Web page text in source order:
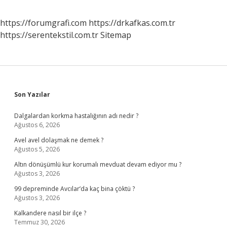
https://forumgrafi.com https://drkafkas.com.tr
https://serentekstil.com.trSitemap
Sidebar
Son Yazılar
Dalgalardan korkma hastalığının adı nedir ?
Ağustos 6, 2026
Avel avel dolaşmak ne demek ?
Ağustos 5, 2026
Altın dönüşümlü kur korumalı mevduat devam ediyor mu ?
Ağustos 3, 2026
99 depreminde Avcılar’da kaç bina çöktü ?
Ağustos 3, 2026
Kalkandere nasıl bir ilçe ?
Temmuz 30, 2026